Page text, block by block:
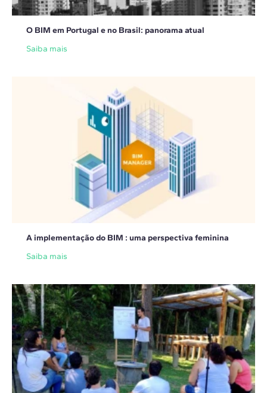
O BIM em Portugal e no Brasil: panorama atual
Saiba mais
A implementação do BIM : uma perspectiva feminina
Saiba mais